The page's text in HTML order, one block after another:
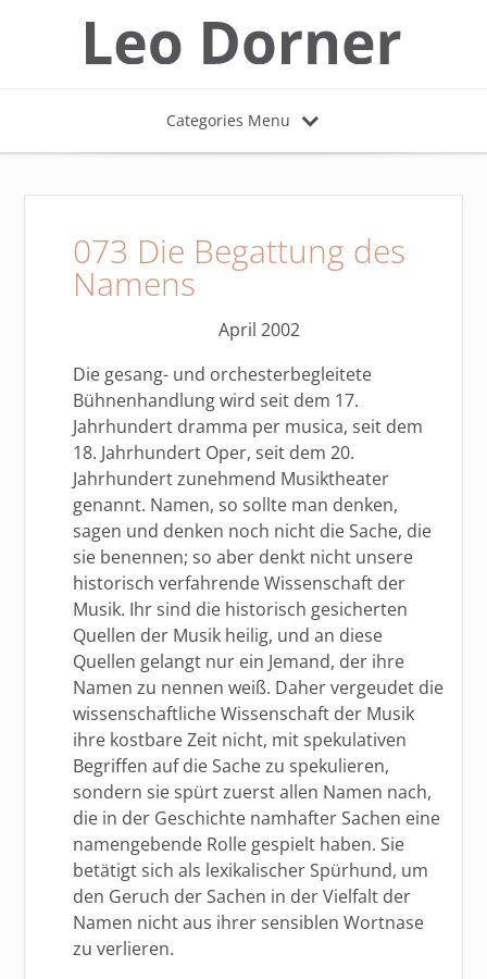
Categories Menu
073 Die Begattung des
Namens
April 2002
Die gesang- und orchesterbegleitete
Bühnenhandlung wird seit dem 17.
Jahrhundert dramma per musica, seit dem
18. Jahrhundert Oper, seit dem 20.
Jahrhundert zunehmend Musiktheater
genannt. Namen, so sollte man denken,
sagen und denken noch nicht die Sache, die
sie benennen; so aber denkt nicht unsere
historisch verfahrende Wissenschaft der
Musik. Ihr sind die historisch gesicherten
Quellen der Musik heilig, und an diese
Quellen gelangt nur ein Jemand, der ihre
Namen zu nennen weiß. Daher vergeudet die
wissenschaftliche Wissenschaft der Musik
ihre kostbare Zeit nicht, mit spekulativen
Begriffen auf die Sache zu spekulieren,
sondern sie spürt zuerst allen Namen nach,
die in der Geschichte namhafter Sachen eine
namengebende Rolle gespielt haben. Sie
betätigt sich als lexikalischer Spürhund, um
den Geruch der Sachen in der Vielfalt der
Namen nicht aus ihrer sensiblen Wortnase
zu verlieren.